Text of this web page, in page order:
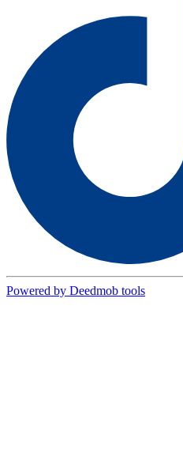
Powered by Deedmob tools